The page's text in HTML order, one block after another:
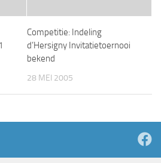
Competitie: Indeling
d’Hersigny Invitatietoernooi
bekend
28 MEI 2005